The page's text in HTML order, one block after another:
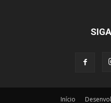
Início